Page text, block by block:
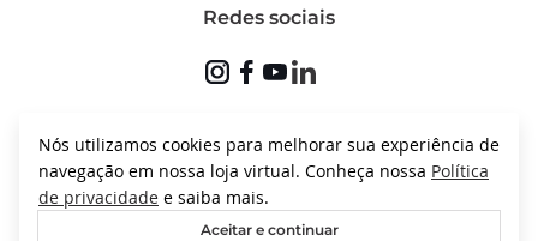
Nós utilizamos cookies para melhorar sua experiência de
navegação em nossa loja virtual. Conheça nossa Política
de privacidade e saiba mais.
Aceitar e continuar
Redes sociais
Galaxy © 2025 Todos os direitos reservados. CNPJ: 07.911.318/0001-73
Powered by